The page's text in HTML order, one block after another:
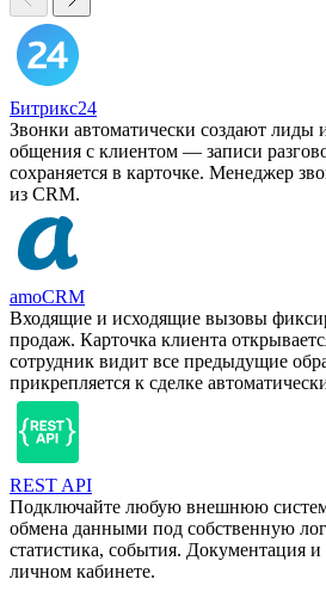
Битрикс24
Звонки автоматически создают лиды
общения с клиентом — записи
сохраняется в карточке. Менеджер
из CRM.
amoCRM
Входящие и исходящие вызовы
продаж. Карточка клиента
сотрудник видит все предыдущие
прикрепляется к сделке
REST API
Подключайте любую внешнюю
обмена данными под собственную
статистика, события. Документация
личном кабинете.